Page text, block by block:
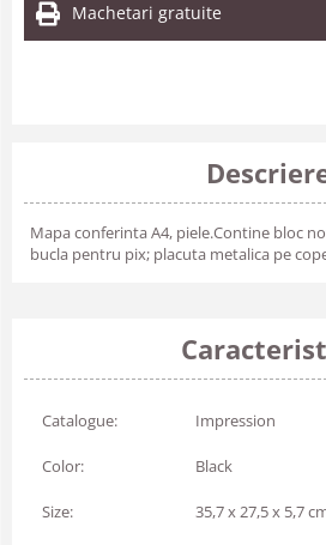
Machetari gratuite
Mapa conferinta A4, piele.Contine bloc
bucla pentru pix; placuta metalica pe
Catalogue: Impression
Color: Black
Size: 35,7 x 27,5 x 5,7